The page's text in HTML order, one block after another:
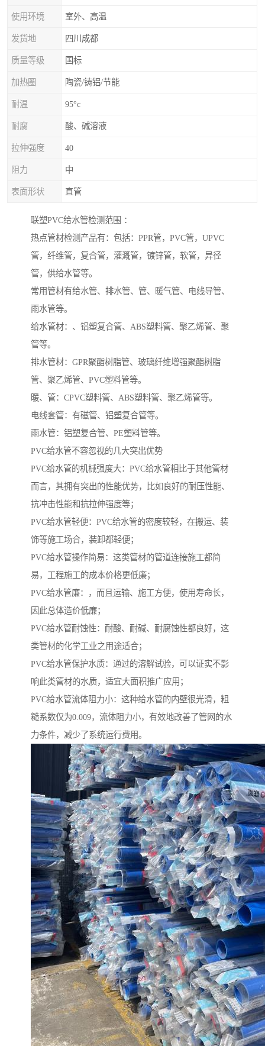
使用环境 室外、高温
发货地 四川成都
质量等级 国标
加热圈 陶瓷/铸铝/节能
耐温 95°c
耐腐 酸、碱溶液
拉伸强度 40
阻力 中
表面形状 直管
联塑PVC给水管检测范围 ：
热点管材检测产品有：包括：PPR管，PVC管，UPVC
管，纤维管，复合管，灌溉管，镀锌管，软管，异径
管，供给水管等。
常用管材有给水管、排水管、管、暖气管、电线导管、
雨水管等。
给水管材：、铝塑复合管、ABS塑料管、聚乙烯管、聚
管等。
排水管材：GPR聚酯树脂管、玻璃纤维增强聚酯树脂
管、聚乙烯管、PVC塑料管等。
暖、管：CPVC塑料管、ABS塑料管、聚乙烯管等。
电线套管：有磁管、铝塑复合管等。
雨水管：铝塑复合管、PE塑料管等。
PVC给水管不容忽视的几大突出优势
PVC给水管的机械强度大：PVC给水管相比于其他管材
而言，其拥有突出的性能优势，比如良好的耐压性能、
抗冲击性能和抗拉伸强度等；
PVC给水管轻便：PVC给水管的密度较轻，在搬运、装
饰等施工场合，装卸都轻便；
PVC给水管操作简易：这类管材的管道连接施工都简
易，工程施工的成本价格更低廉；
PVC给水管廉：，而且运输、施工方便，使用寿命长，
因此总体造价低廉；
PVC给水管耐蚀性：耐酸、耐碱、耐腐蚀性都良好，这
类管材的化学工业之用途适合；
PVC给水管保护水质：通过的溶解试验，可以证实不影
响此类管材的水质，适宜大面积推广应用；
PVC给水管流体阻力小：这种给水管的内壁很光滑，粗
糙系数仅为0.009，流体阻力小，有效地改善了管网的水
力条件，减少了系统运行费用。